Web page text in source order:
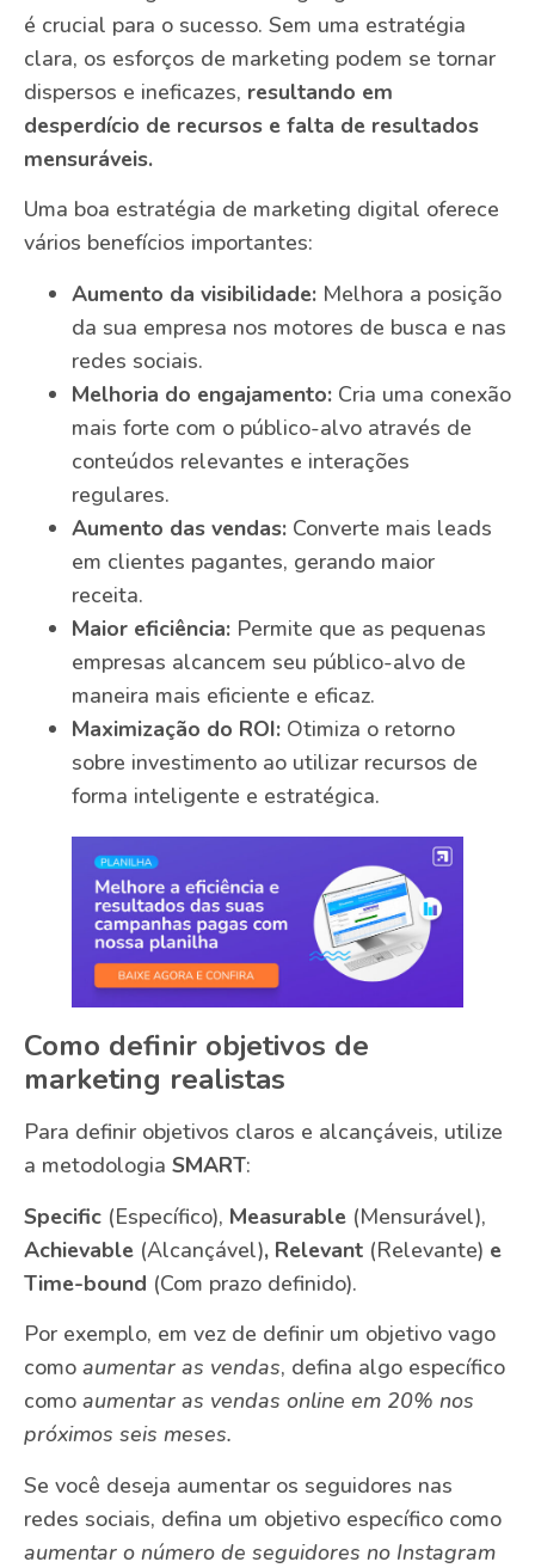
é crucial para o sucesso. Sem uma estratégia
clara, os esforços de marketing podem se tornar
dispersos e ineficazes, resultando em
desperdício de recursos e falta de resultados
mensuráveis.
Uma boa estratégia de marketing digital oferece
vários benefícios importantes:
Aumento da visibilidade: Melhora a posição
da sua empresa nos motores de busca e nas
redes sociais.
Melhoria do engajamento: Cria uma conexão
mais forte com o público-alvo através de
conteúdos relevantes e interações
regulares.
Aumento das vendas: Converte mais leads
em clientes pagantes, gerando maior
receita.
Maior eficiência: Permite que as pequenas
empresas alcancem seu público-alvo de
maneira mais eficiente e eficaz.
Maximização do ROI: Otimiza o retorno
sobre investimento ao utilizar recursos de
forma inteligente e estratégica.
Como definir objetivos de
marketing realistas
Para definir objetivos claros e alcançáveis, utilize
a metodologia SMART:
Specific (Específico), Measurable (Mensurável),
Achievable (Alcançável), Relevant (Relevante) e
Time-bound (Com prazo definido).
Por exemplo, em vez de definir um objetivo vago
como aumentar as vendas, defina algo específico
como aumentar as vendas online em 20% nos
próximos seis meses.
Se você deseja aumentar os seguidores nas
redes sociais, defina um objetivo específico como
aumentar o número de seguidores no Instagram